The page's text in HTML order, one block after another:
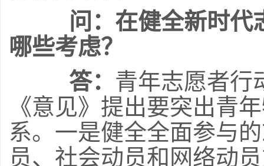
问：在健全新时代
哪些考虑？
答： 青年志愿者行
《意见》提出要突出青
系。一是健全全面参与
员、社会动员和网络动